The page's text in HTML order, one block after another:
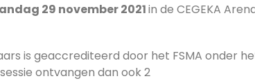
29 november 2021in de CEGEKA
is geaccrediteerd door het FSMA onder
ontvangen dan ook 2